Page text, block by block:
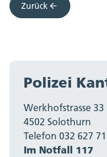
Zurück
Polizei
Werkhofstrasse 33
4502 Solothurn
Telefon 032 627 71
Im Notfall 117